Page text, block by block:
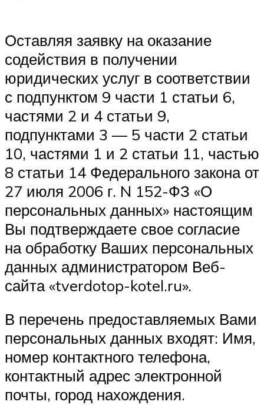
Оставляя заявку на оказание
содействия в получении
юридических услуг в соответствии
с подпунктом 9 части 1 статьи 6,
частями 2 и 4 статьи 9,
подпунктами 3 — 5 части 2 статьи
10, частями 1 и 2 статьи 11, частью
8 статьи 14 Федерального закона от
27 июля 2006 г. N 152-ФЗ «О
персональных данных» настоящим
Вы подтверждаете свое согласие
на обработку Ваших персональных
данных администратором Веб-
сайта «tverdotop-kotel.ru».
В перечень предоставляемых Вами
персональных данных входят: Имя,
номер контактного телефона,
контактный адрес электронной
почты, город нахождения.